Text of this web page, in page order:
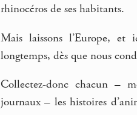
rhinocéros de ses habitants.
Mais laissons l’Europe,
longtemps, dès que nous
Collectez-donc chacun –
journaux – les histoires